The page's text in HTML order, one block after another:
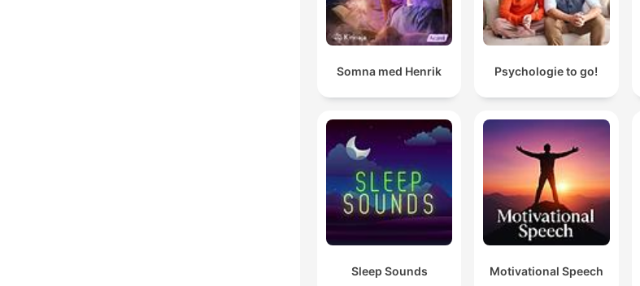
Somna med Henrik Psychologie to go!
Sleep Sounds Motivational Speech